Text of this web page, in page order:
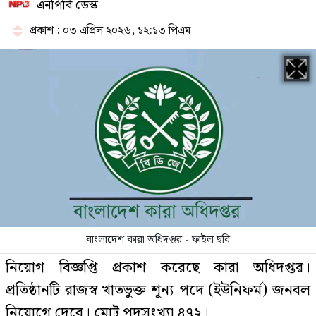
ফেলের হার বেশি হওয়ার কারণ
জানালেন ঢাকা বোর্ডের চেয়ারম্যান
বিশ্ববাজারে ফের বাড়ল জ্বালানি তেলের
দাম
সৌদি আরবে আগুনে নিহত ১৬
বাংলাদেশির পরিচয় জানা গেল
এনপিবি ডেস্ক
প্রকাশ : ০৩ এপ্রিল ২০২৬, ১২:১৩ পিএম
বাংলাদেশ কারা অধিদপ্তর - ফাইল ছবি
নিয়োগ বিজ্ঞপ্তি প্রকাশ করেছে কারা অধিদপ্তর।
প্রতিষ্ঠানটি রাজস্ব খাতভুক্ত শূন্য পদে (ইউনিফর্ম) জনবল